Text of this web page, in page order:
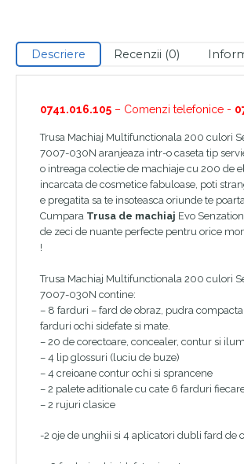
Descriere Recenzii (0)
0741.016.105 – Comenzi telefonice -
Trusa Machiaj Multifunctionala 200 culori
7007-030N aranjeaza intr-o caseta tip
o intreaga colectie de machiaje cu 200 de
incarcata de cosmetice fabuloase, poti
e pregatita sa te insoteasca oriunde te
Cumpara Trusa de machiaj Evo
de zeci de nuante perfecte pentru orice
!
Trusa Machiaj Multifunctionala 200 culori
7007-030N contine:
– 8 farduri – fard de obraz, pudra
farduri ochi sidefate si mate.
– 20 de corectoare, concealer, contur si
– 4 lip glossuri (luciu de buze)
– 4 creioane contur ochi si sprancene
– 2 palete aditionale cu cate 6 farduri
– 2 rujuri clasice
-2 oje de unghii si 4 aplicatori dubli fard de